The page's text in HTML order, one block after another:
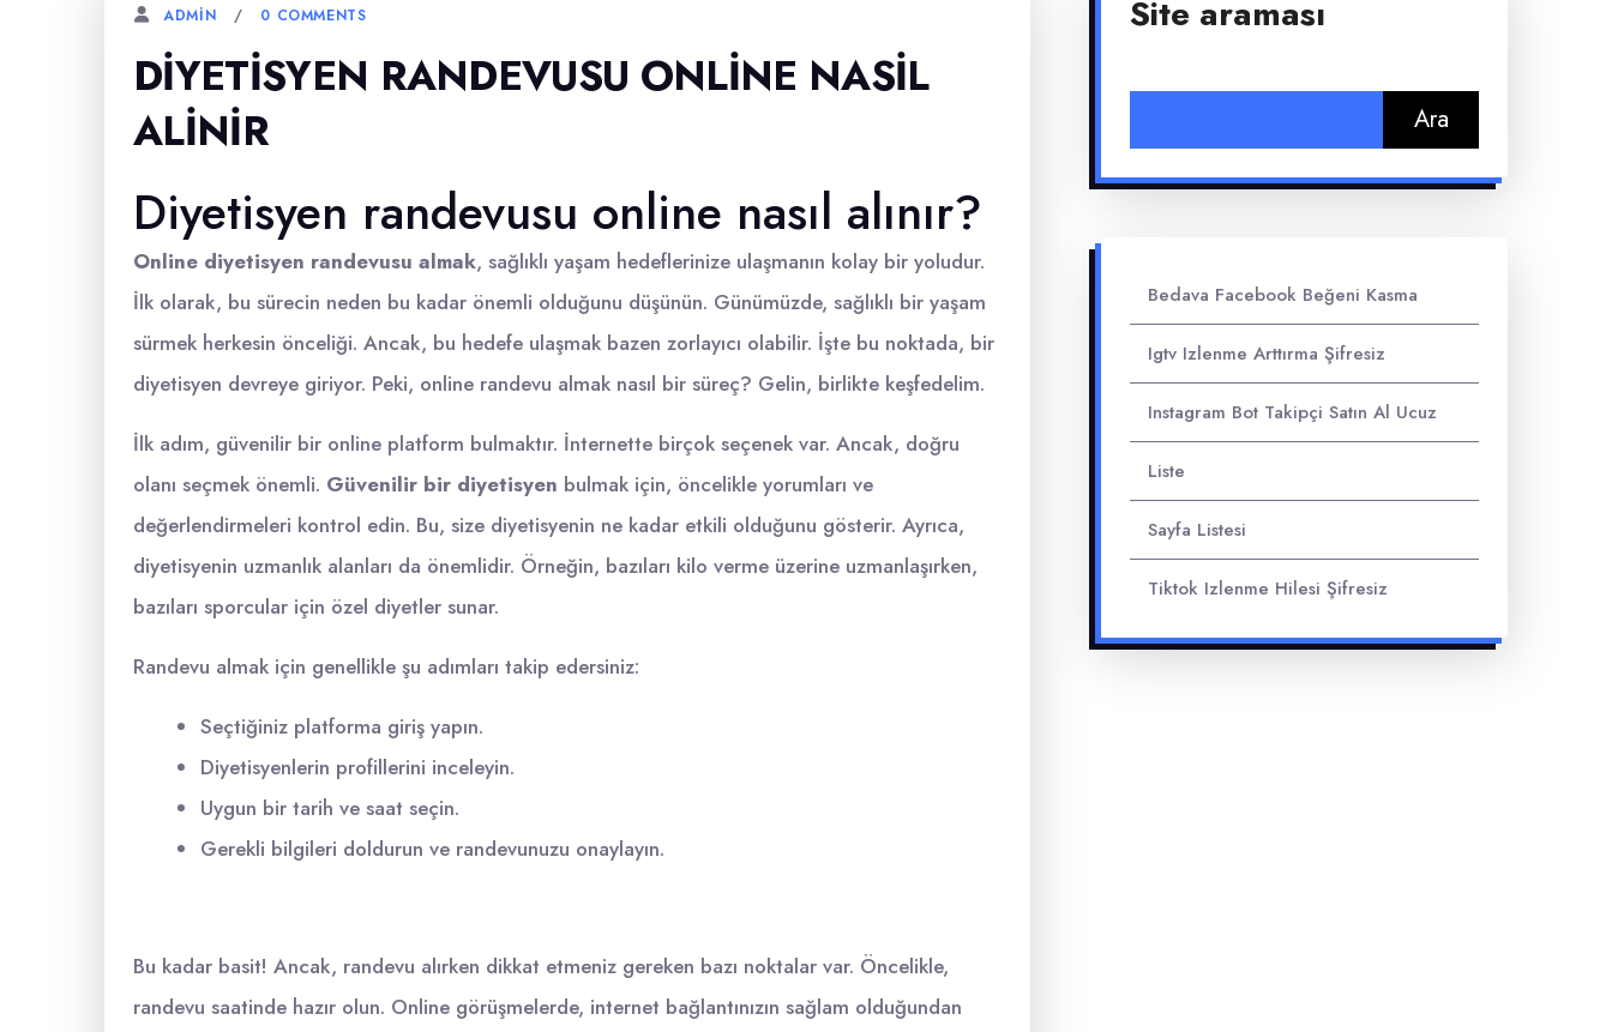
ADMIN 0 COMMENTS
DIYETISYEN RANDEVUSU ONLINE NASIL
ALINIR
Diyetisyen randevusu online nasıl alınır?
Online diyetisyen randevusu almak, sağlıklı yaşam hedeflerinize ulaşmanın kolay bir yoludur.
İlk olarak, bu sürecin neden bu kadar önemli olduğunu düşünün. Günümüzde, sağlıklı bir yaşam
sürmek herkesin önceliği. Ancak, bu hedefe ulaşmak bazen zorlayıcı olabilir. İşte bu noktada, bir
diyetisyen devreye giriyor. Peki, online randevu almak nasıl bir süreç? Gelin, birlikte keşfedelim.
İlk adım, güvenilir bir online platform bulmaktır. İnternette birçok seçenek var. Ancak, doğru
olanı seçmek önemli. Güvenilir bir diyetisyen bulmak için, öncelikle yorumları ve
değerlendirmeleri kontrol edin. Bu, size diyetisyenin ne kadar etkili olduğunu gösterir. Ayrıca,
diyetisyenin uzmanlık alanları da önemlidir. Örneğin, bazıları kilo verme üzerine uzmanlaşırken,
bazıları sporcular için özel diyetler sunar.
Randevu almak için genellikle şu adımları takip edersiniz:
Seçtiğiniz platforma giriş yapın.
Diyetisyenlerin profillerini inceleyin.
Uygun bir tarih ve saat seçin.
Gerekli bilgileri doldurun ve randevunuzu onaylayın.
Bu kadar basit! Ancak, randevu alırken dikkat etmeniz gereken bazı noktalar var. Öncelikle,
randevu saatinde hazır olun. Online görüşmelerde, internet bağlantınızın sağlam olduğundan
Site araması
Bedava Facebook Beğeni Kasma
Igtv Izlenme Arttırma Şifresiz
Instagram Bot Takipçi Satın Al Ucuz
Liste
Sayfa Listesi
Tiktok Izlenme Hilesi Şifresiz